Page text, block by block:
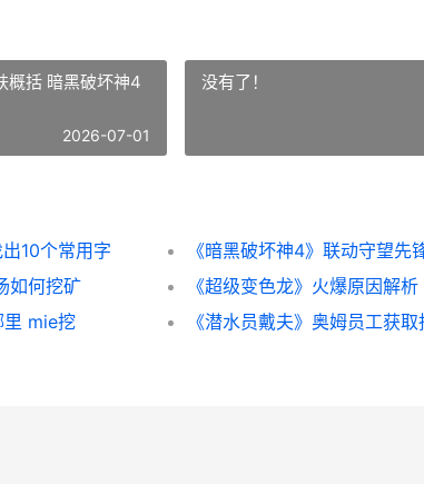
概括 暗黑破坏神4
2026-07-01
没有了！
10个常用字
如何挖矿
里 mie挖